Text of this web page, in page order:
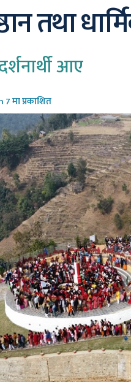
तथा
आए
मा प्रकाशित